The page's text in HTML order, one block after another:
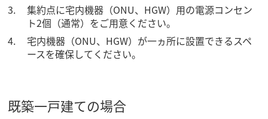
集約点に宅内機器（ONU、HGW）用の電源コンセン
ト2個（通常）をご用意ください。
宅内機器（ONU、HGW）が一ヵ所に設置できるスペ
ースを確保してください。
既築一戸建ての場合